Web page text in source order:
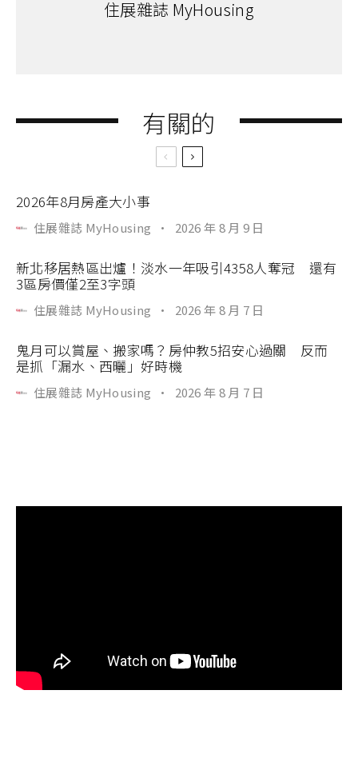
住展雜誌 MyHousing
有關的
2026年8月房產大小事
住展雜誌 MyHousing · 2026 年 8 月 9 日
新北移居熱區出爐！淡水一年吸引4358人奪冠 還有
3區房價僅2至3字頭
住展雜誌 MyHousing · 2026 年 8 月 7 日
鬼月可以賞屋、搬家嗎？房仲教5招安心過關 反而
是抓「漏水、西曬」好時機
住展雜誌 MyHousing · 2026 年 8 月 7 日